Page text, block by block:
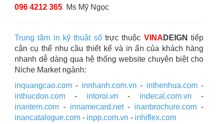
096 4212 365 Ms Mỹ Ngọc
Trung tâm in kỹ thuật sốtrực thuộc VINA DEIGN tiếp
cận cụ thể nhu cầu thiết kế và in ấn của khách hàng
nhanh dễ dàng qua hệ thống website chuyên biệt cho
Niche Market ngành:
inquangcao.com - innhanh.com.vn - inthenhua.com-
inthucdon.com - intoroi.vn - indecal.com.vn -
inantem.com - innamecard.net- inanbrochure.com -
inancatalogue.com - inpp.com.vn - inhiflex.com